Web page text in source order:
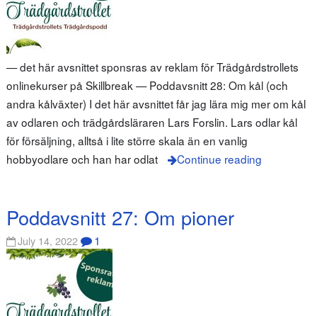
— det här avsnittet sponsras av reklam för Trädgårdstrollets
onlinekurser på Skillbreak — Poddavsnitt 28: Om kål (och
andra kålväxter) I det här avsnittet får jag lära mig mer om kål
av odlaren och trädgårdsläraren Lars Forslin. Lars odlar kål
för försäljning, alltså i lite större skala än en vanlig
hobbyodlare och han har odlat
Continue reading
Poddavsnitt 27: Om pioner
July 14, 2022 1